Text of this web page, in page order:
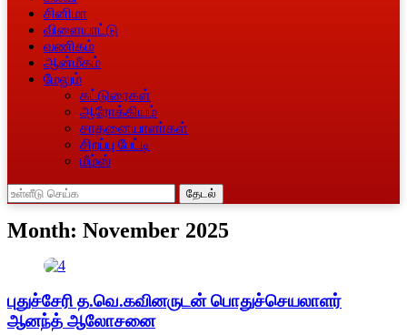
சினிமா
விளையாட்டு
வணிகம்
ஆன்மீகம்
மேலும்
கட்டுரைகள்
ஆரோக்கியம்
சாதனையாளா்கள்
சிறப்பு பேட்டி
மீம்ஸ்
தேடல்
Month: November 2025
புதுச்சேரி த.வெ.கவினருடன் பொதுச்செயலாளர்
ஆனந்த் ஆலோசனை